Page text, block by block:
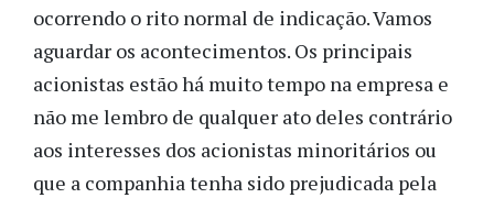
ocorrendo o rito normal de indicação. Vamos
aguardar os acontecimentos. Os principais
acionistas estão há muito tempo na empresa e
não me lembro de qualquer ato deles contrário
aos interesses dos acionistas minoritários ou
que a companhia tenha sido prejudicada pela